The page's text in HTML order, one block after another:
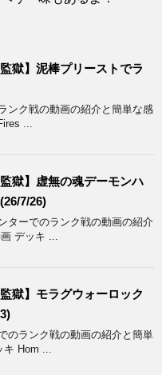
獄】泥棒プリーストでラ
ンク戦の動画の紹介と簡単な感
...
獄】虚無の魂デーモンハ
7/26)
ターでのランク戦の動画の紹介
デッキ ...
獄】モラグウォーロック
のランク戦の動画の紹介と簡単
キ Hom ...